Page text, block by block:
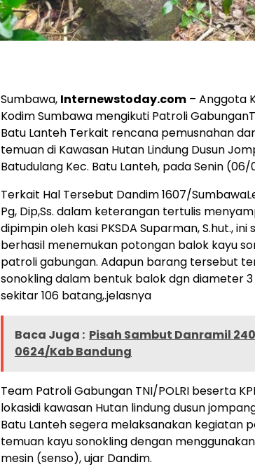
Sumbawa, Internewstoday.com – Anggota
Kodim Sumbawa mengikuti Patroli
Batu Lanteh Terkait rencana pemusnahan
temuan di Kawasan Hutan Lindung Dusun
Batudulang Kec. Batu Lanteh, pada Senin (06/
Terkait Hal Tersebut Dandim 1607/
Pg, Dip,Ss. dalam keterangan tertulis
dipimpin oleh kasi PKSDA Suparman, S.hut.,
berhasil menemukan potongan balok kayu
patroli gabungan. Adapun barang tersebut
sonokling dalam bentuk balok dgn diameter
sekitar 106 batang,.jelasnya
Baca Juga : Pisah Sambut Danramil
0624/Kab Bandung
Team Patroli Gabungan TNI/POLRI beserta
lokasidi kawasan Hutan lindung dusun
Batu Lanteh segera melaksanakan kegiatan
temuan kayu sonokling dengan
mesin (senso), ujar Dandim.